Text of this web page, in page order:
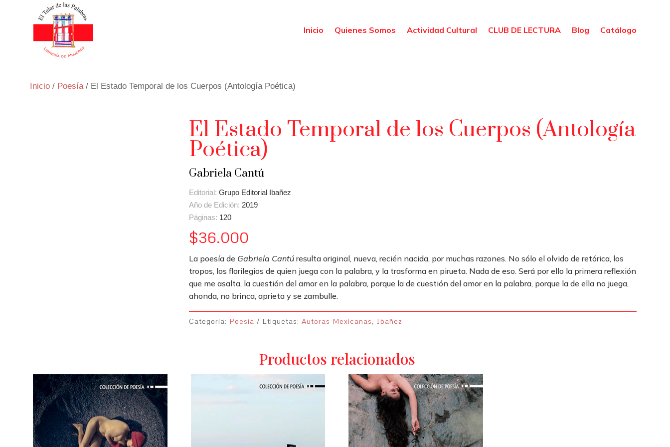
Inicio Quienes Somos Actividad Cultural CLUB DE LECTURA Blog Catálogo
Inicio / Poesía/ El Estado Temporal de los Cuerpos (Antología Poética)
El Estado Temporal de los Cuerpos (Antología
Poética)
Gabriela Cantú
Editorial: Grupo Editorial Ibañez
Año de Edición: 2019
Páginas: 120
$36.000
La poesía de Gabriela Cantúresulta original, nueva, recién nacida, por muchas razones. No sólo el olvido de retórica, los
tropos, los florilegios de quien juega con la palabra, y la trasforma en pirueta. Nada de eso. Será por ello la primera reflexión
que me asalta, la cuestión del amor en la palabra, porque la de cuestión del amor en la palabra, porque la de ella no juega,
ahonda, no brinca, aprieta y se zambulle.
Categoría: Poesía Etiquetas: Autoras Mexicanas, Ibañez
Productos relacionados